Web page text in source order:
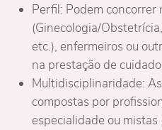
Perfil: Podem concorrer
(Ginecologia/
etc.), enfermeiros ou
na prestação de
Multidisciplinaridade:
compostas por
especialidade ou